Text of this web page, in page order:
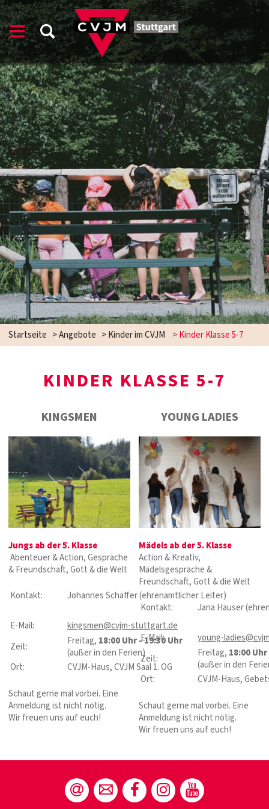
Startseite >Angebote >Kinder im CVJM >Kinder Klasse 5-7
KINDER KLASSE 5-7
KINGSMEN
Jungs ab der 5. Klasse
Abenteuer & Action, Gespräche
& Freundschaft, Gott & die Welt
Kontakt: Johannes Schäffer (ehrenamtlicher Leiter)
E-Mail:
kingsmen@cvjm-stuttgart.de
Zeit:
Freitag, 18:00 Uhr - 19:30 Uhr
(außer in den Ferien)
Ort:
CVJM-Haus, CVJM Saal 1. OG
Schaut gerne mal vorbei. Eine
Anmeldung ist nicht nötig.
Wir freuen uns auf euch!
YOUNG LADIES
Mädels ab der 5. Klasse
Action & Kreativ,
Mädelsgespräche &
Freundschaft, Gott & die Welt
Kontakt: Jana Hauser
E-Mail:
young-
Zeit:
Freitag, 18:00
(außer in den
Ort:
CVJM-Haus,
Schaut gerne mal vorbei. Eine
Anmeldung ist nicht nötig.
Wir freuen uns auf euch!